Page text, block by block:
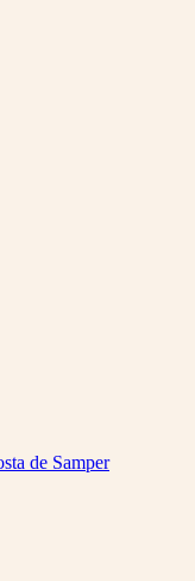
de Samper